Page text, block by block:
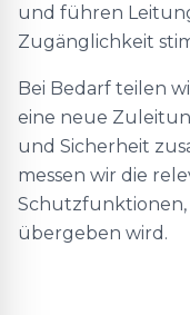
und führen
Zugänglichkeit
Bei Bedarf teilen
eine neue
und Sicherheit
messen wir die
Schutzfunktionen,
übergeben wird.